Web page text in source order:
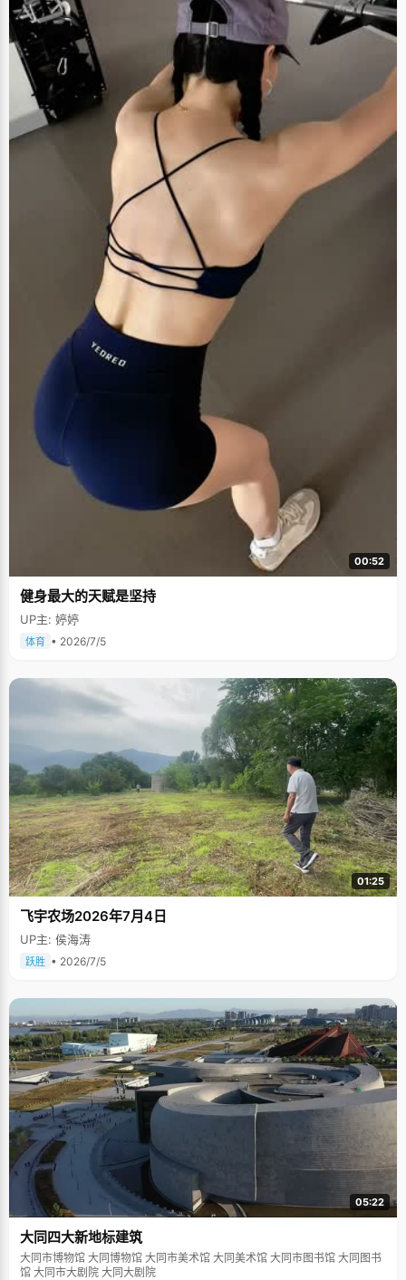
00:52
健身最大的天赋是坚持
UP主: 婷婷
体育 • 2026/7/5
01:25
飞宇农场2026年7月4日
UP主: 侯海涛
跃胜 • 2026/7/5
05:22
大同四大新地标建筑
大同市博物馆 大同博物馆 大同市美术馆 大同美术馆 大同市图书馆 大同图书
馆 大同市大剧院 大同大剧院